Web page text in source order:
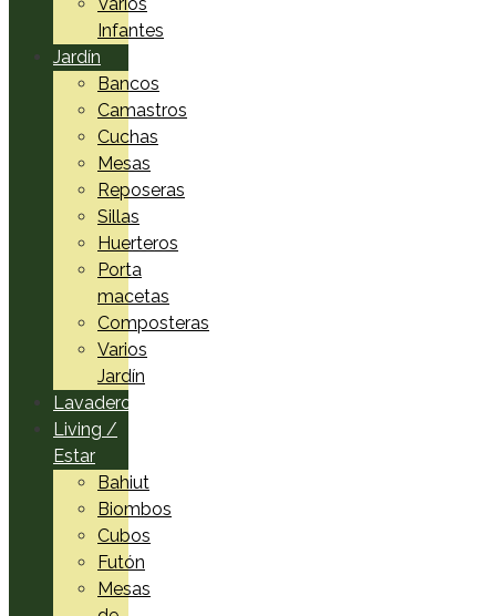
Varios
Infantes
Jardín
Bancos
Camastros
Cuchas
Mesas
Reposeras
Sillas
Huerteros
Porta
macetas
Composteras
Varios
Jardín
Lavadero
Living /
Estar
Bahiut
Biombos
Cubos
Futón
Mesas